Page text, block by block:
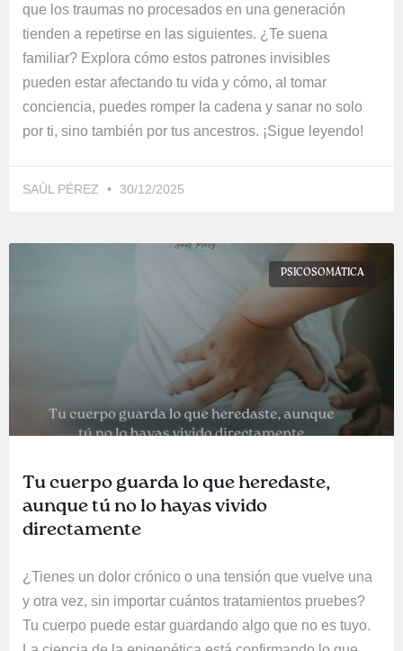
que los traumas no procesados en una generación
tienden a repetirse en las siguientes. ¿Te suena
familiar? Explora cómo estos patrones invisibles
pueden estar afectando tu vida y cómo, al tomar
conciencia, puedes romper la cadena y sanar no solo
por ti, sino también por tus ancestros. ¡Sigue leyendo!
SAÚL PÉREZ 30/12/2025
PSICOSOMÁTICA
Tu cuerpo guarda lo que heredaste,
aunque tú no lo hayas vivido
directamente
¿Tienes un dolor crónico o una tensión que vuelve una
y otra vez, sin importar cuántos tratamientos pruebes?
Tu cuerpo puede estar guardando algo que no es tuyo.